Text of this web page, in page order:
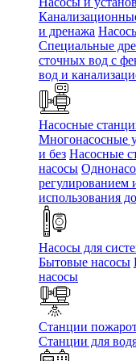
и дренажа
Специальные
сточных вод c
вод и
Насосные
Многонасосные
и без Насосные
насосы
регулированием
использования
Насосы для
Бытовые насосы
насосы
Станции
Станции для